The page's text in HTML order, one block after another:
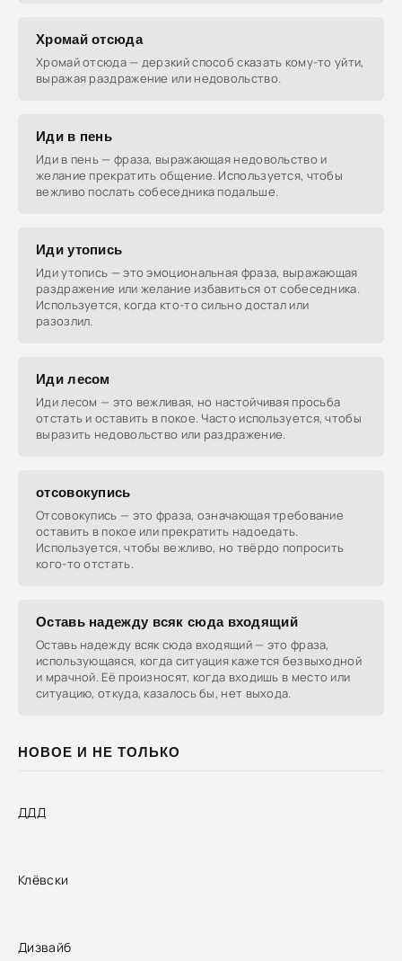
НОВОЕ И НЕ ТОЛЬКО
ДДД
Клёвски
Дизвайб
Хромай отсюда
Хромай отсюда — дерзкий способ сказать кому-то уйти,
выражая раздражение или недовольство.
Иди в пень
Иди в пень — фраза, выражающая недовольство и
желание прекратить общение. Используется, чтобы
вежливо послать собеседника подальше.
Иди утопись
Иди утопись — это эмоциональная фраза, выражающая
раздражение или желание избавиться от собеседника.
Используется, когда кто-то сильно достал или
разозлил.
Иди лесом
Иди лесом — это вежливая, но настойчивая просьба
отстать и оставить в покое. Часто используется, чтобы
выразить недовольство или раздражение.
отсовокупись
Отсовокупись — это фраза, означающая требование
оставить в покое или прекратить надоедать.
Используется, чтобы вежливо, но твёрдо попросить
кого-то отстать.
Оставь надежду всяк сюда входящий
Оставь надежду всяк сюда входящий — это фраза,
использующаяся, когда ситуация кажется безвыходной
и мрачной. Её произносят, когда входишь в место или
ситуацию, откуда, казалось бы, нет выхода.